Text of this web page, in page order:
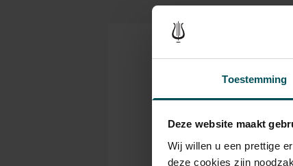
Toestemming
Deze website maakt
Wij willen u een prettige
deze cookies zijn
Kaarten
Rang